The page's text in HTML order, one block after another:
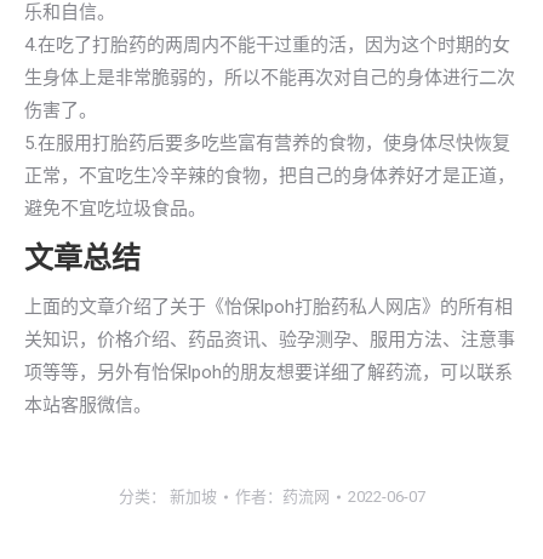
乐和自信。
4.在吃了打胎药的两周内不能干过重的活，因为这个时期的女
生身体上是非常脆弱的，所以不能再次对自己的身体进行二次
伤害了。
5.在服用打胎药后要多吃些富有营养的食物，使身体尽快恢复
正常，不宜吃生冷辛辣的食物，把自己的身体养好才是正道，
避免不宜吃垃圾食品。
文章总结
上面的文章介绍了关于《怡保lpoh打胎药私人网店》的所有相
关知识，价格介绍、药品资讯、验孕测孕、服用方法、注意事
项等等，另外有怡保lpoh的朋友想要详细了解药流，可以联系
本站客服微信。
分类： 新加坡 作者： 药流网 2022-06-07